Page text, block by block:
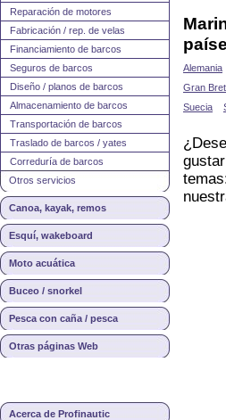
Reparación de motores
Fabricación / rep. de velas
Financiamiento de barcos
Seguros de barcos
Diseño / planos de barcos
Almacenamiento de barcos
Transportación de barcos
Traslado de barcos / yates
Correduría de barcos
Otros servicios
Canoa, kayak, remos
Esquí, wakeboard
Moto acuática
Buceo / snorkel
Pesca con caña / pesca
Otras páginas Web
Acerca de Profinautic
Alemania
Gran
Suecia